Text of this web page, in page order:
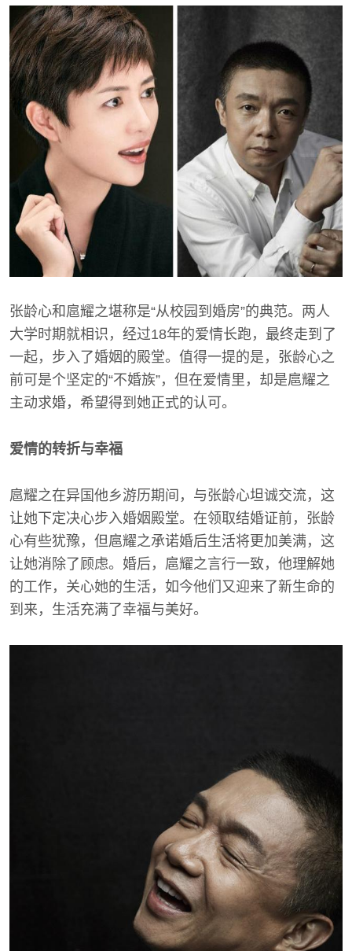
张龄心和扈耀之堪称是“从校园到婚房”的典范。两人
大学时期就相识，经过18年的爱情长跑，最终走到了
一起，步入了婚姻的殿堂。值得一提的是，张龄心之
前可是个坚定的“不婚族”，但在爱情里，却是扈耀之
主动求婚，希望得到她正式的认可。
爱情的转折与幸福
扈耀之在异国他乡游历期间，与张龄心坦诚交流，这
让她下定决心步入婚姻殿堂。在领取结婚证前，张龄
心有些犹豫，但扈耀之承诺婚后生活将更加美满，这
让她消除了顾虑。婚后，扈耀之言行一致，他理解她
的工作，关心她的生活，如今他们又迎来了新生命的
到来，生活充满了幸福与美好。